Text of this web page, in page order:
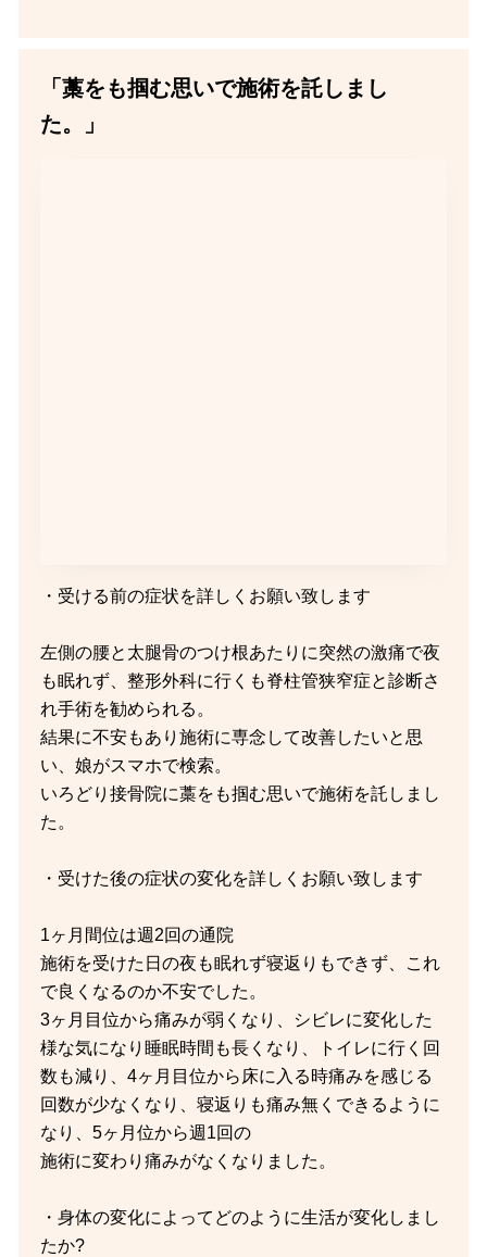
「藁をも掴む思いで施術を託しまし
た。」
・受ける前の症状を詳しくお願い致します
左側の腰と太腿骨のつけ根あたりに突然の激痛で夜
も眠れず、整形外科に行くも脊柱管狭窄症と診断さ
れ手術を勧められる。
結果に不安もあり施術に専念して改善したいと思
い、娘がスマホで検索。
いろどり接骨院に藁をも掴む思いで施術を託しまし
た。
・受けた後の症状の変化を詳しくお願い致します
1ヶ月間位は週2回の通院
施術を受けた日の夜も眠れず寝返りもできず、これ
で良くなるのか不安でした。
3ヶ月目位から痛みが弱くなり、シビレに変化した
様な気になり睡眠時間も長くなり、トイレに行く回
数も減り、4ヶ月目位から床に入る時痛みを感じる
回数が少なくなり、寝返りも痛み無くできるように
なり、5ヶ月位から週1回の
施術に変わり痛みがなくなりました。
・身体の変化によってどのように生活が変化しまし
たか?